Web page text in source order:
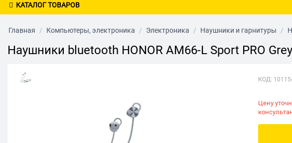
КАТАЛОГ ТОВАРОВ
Главная / Компьютеры, электроника / Электроника / Наушники и гарнитуры /
Наушники bluetooth HONOR AM66-L Sport PRO
КОД:
Цену